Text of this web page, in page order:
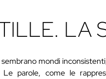
LA
mondi
Le parole, come le